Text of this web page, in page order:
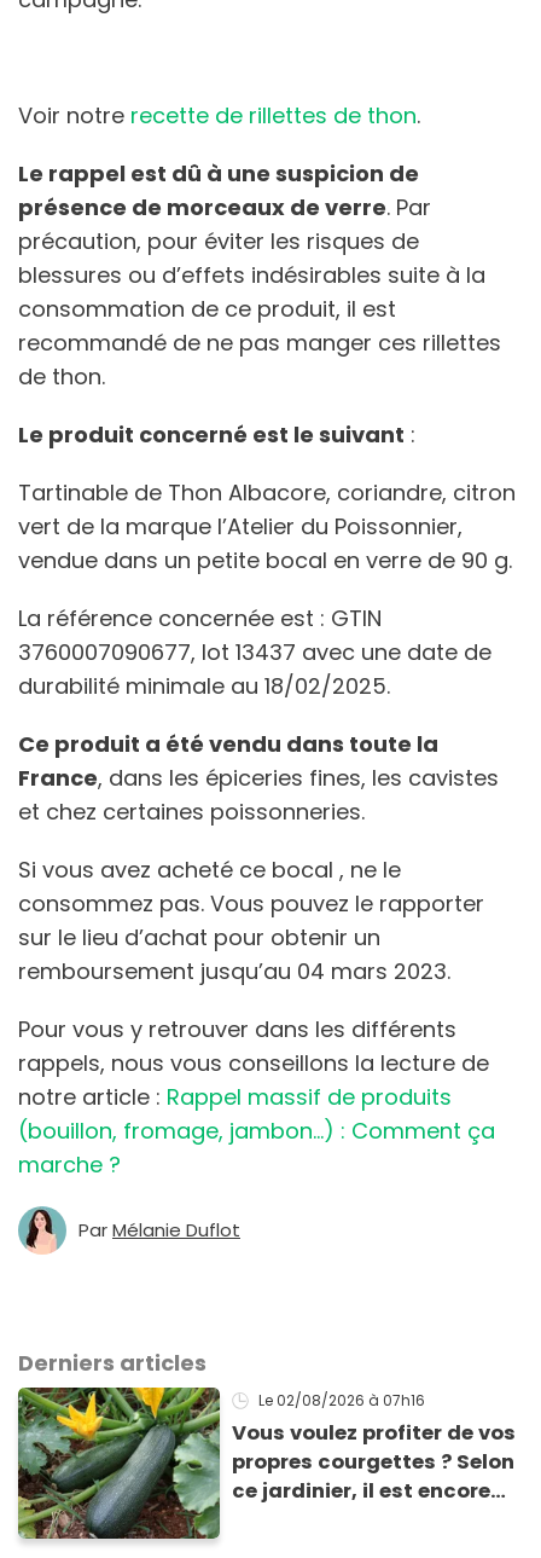
Voir notre recette de rillettes de thon.
Le rappel est dû à une suspicion de
présence de morceaux de verre. Par
précaution, pour éviter les risques de
blessures ou d’effets indésirables suite à la
consommation de ce produit, il est
recommandé de ne pas manger ces rillettes
de thon.
Le produit concerné est le suivant :
Tartinable de Thon Albacore, coriandre, citron
vert de la marque l’Atelier du Poissonnier,
vendue dans un petite bocal en verre de 90 g.
La référence concernée est : GTIN
3760007090677, lot 13437 avec une date de
durabilité minimale au 18/02/2025.
Ce produit a été vendu dans toute la
France, dans les épiceries fines, les cavistes
et chez certaines poissonneries.
Si vous avez acheté ce bocal , ne le
consommez pas. Vous pouvez le rapporter
sur le lieu d’achat pour obtenir un
remboursement jusqu’au 04 mars 2023.
Pour vous y retrouver dans les différents
rappels, nous vous conseillons la lecture de
notre article : Rappel massif de produits
(bouillon, fromage, jambon...) : Comment ça
marche ?
ParMélanie Duflot
Derniers articles
Le 02/08/2026 à 07h16
Vous voulez profiter de vos
propres courgettes ? Selon
ce jardinier, il est encore